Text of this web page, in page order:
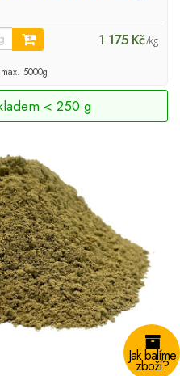
1 175 Kč/kg
5000g
< 250 g
Jak balíme
zboží?